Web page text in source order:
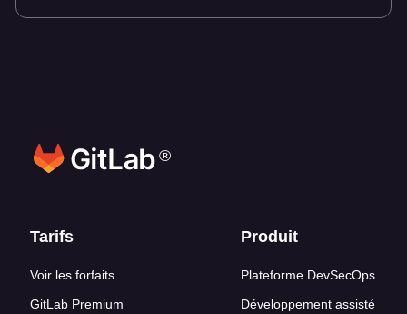
®
Liens en bas de page
Tarifs
Voir les forfaits
GitLab Premium
Produit
Plateforme DevSecOps
Développement assisté